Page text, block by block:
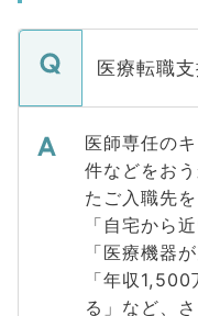
医療転職
医師専任の
件などをお
たご入職先
「自宅から
「医療機器
「年収
る」など、